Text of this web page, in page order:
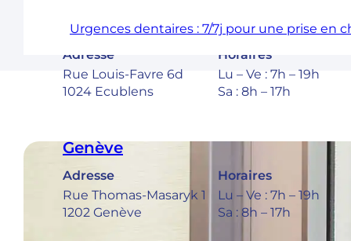
Ecublens – EPFL
Adresse
Rue Louis-Favre 6d
1024 Ecublens
Horaires
Lu – Ve : 7h – 19h
Sa : 8h – 17h
Genève
Adresse
Rue Thomas-Masaryk 1
1202 Genève
Horaires
Lu – Ve : 7h – 19h
Sa : 8h – 17h
Urgences dentaires : 7/7j pour une prise en